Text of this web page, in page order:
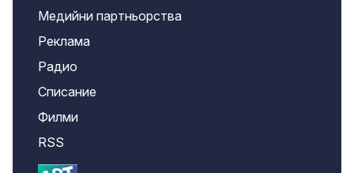
Медийни партньорства
Реклама
Радио
Списание
Филми
RSS